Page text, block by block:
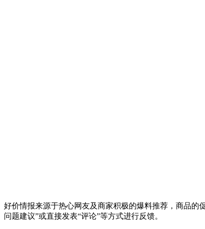
好价情报来源于热心网友及商家积极的爆料推荐，商品的
问题建议”或直接发表“评论”等方式进行反馈。